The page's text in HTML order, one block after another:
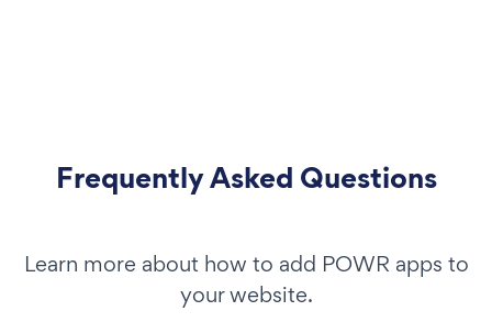
Frequently Asked Questions
Learn more about how to add POWR apps to
your website.